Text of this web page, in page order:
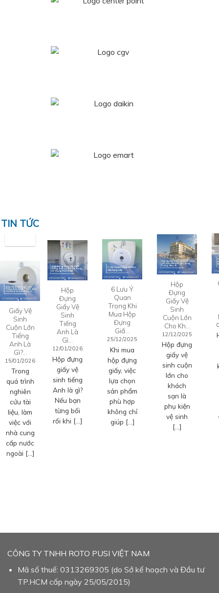
TIN TỨC
Giấy Vệ
Sinh
Cuộn Lớn
Tiếng
Anh Là
Gì?…
15/01/2026
Trong
quá trình
nghiên
cứu tài
liệu, làm
việc với
nhà cung
cấp nước
ngoài […]
Hộp
Đựng
Giấy Vệ
Sinh
Tiếng
Anh Là
Gì…
12/01/2026
Hộp đựng
giấy vệ
sinh tiếng
Anh là gì?
Nếu bạn
từng bối
rối khi […]
6 Lưu Ý
Quan
Trọng Khi
Mua Hộp
Đựng
Giấ…
25/12/2025
Khi mua
hộp đựng
giấy, việc
lựa chọn
sản phẩm
phù hợp
không chỉ
giúp […]
Hộp
Đựng
Giấy Vệ
Sinh
Cuộn Lớn
Cho Kh…
12/12/2025
Hộp đựng
giấy vệ
sinh cuộn
lớn cho
khách
sạn là
phụ kiện
vệ sinh
[…]
CÔNG TY TNHH ROTO PUSI VIỆT NAM
Mã số thuế: 0313269305 (do Sở kế hoạch và Đầu tư
TP.HCM cấp ngày 25/05/2015)